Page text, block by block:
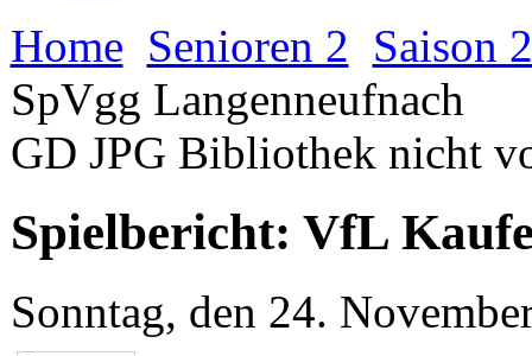
Home Senioren 2 Saison
SpVgg Langenneufnach
GD JPG Bibliothek nicht
Spielbericht: VfL
Sonntag, den 24.